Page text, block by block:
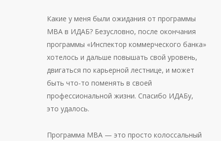
Какие у меня были ожидания от программы
МВА в ИДАБ? Безусловно, после окончания
программы «Инспектор коммерческого банка»
хотелось и дальше повышать свой уровень,
двигаться по карьерной лестнице, и может
быть что-то поменять в своей
профессиональной жизни. Спасибо ИДАБу,
это удалось.
Программа МВА — это просто колоссальный